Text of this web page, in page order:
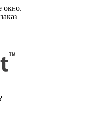
окно.